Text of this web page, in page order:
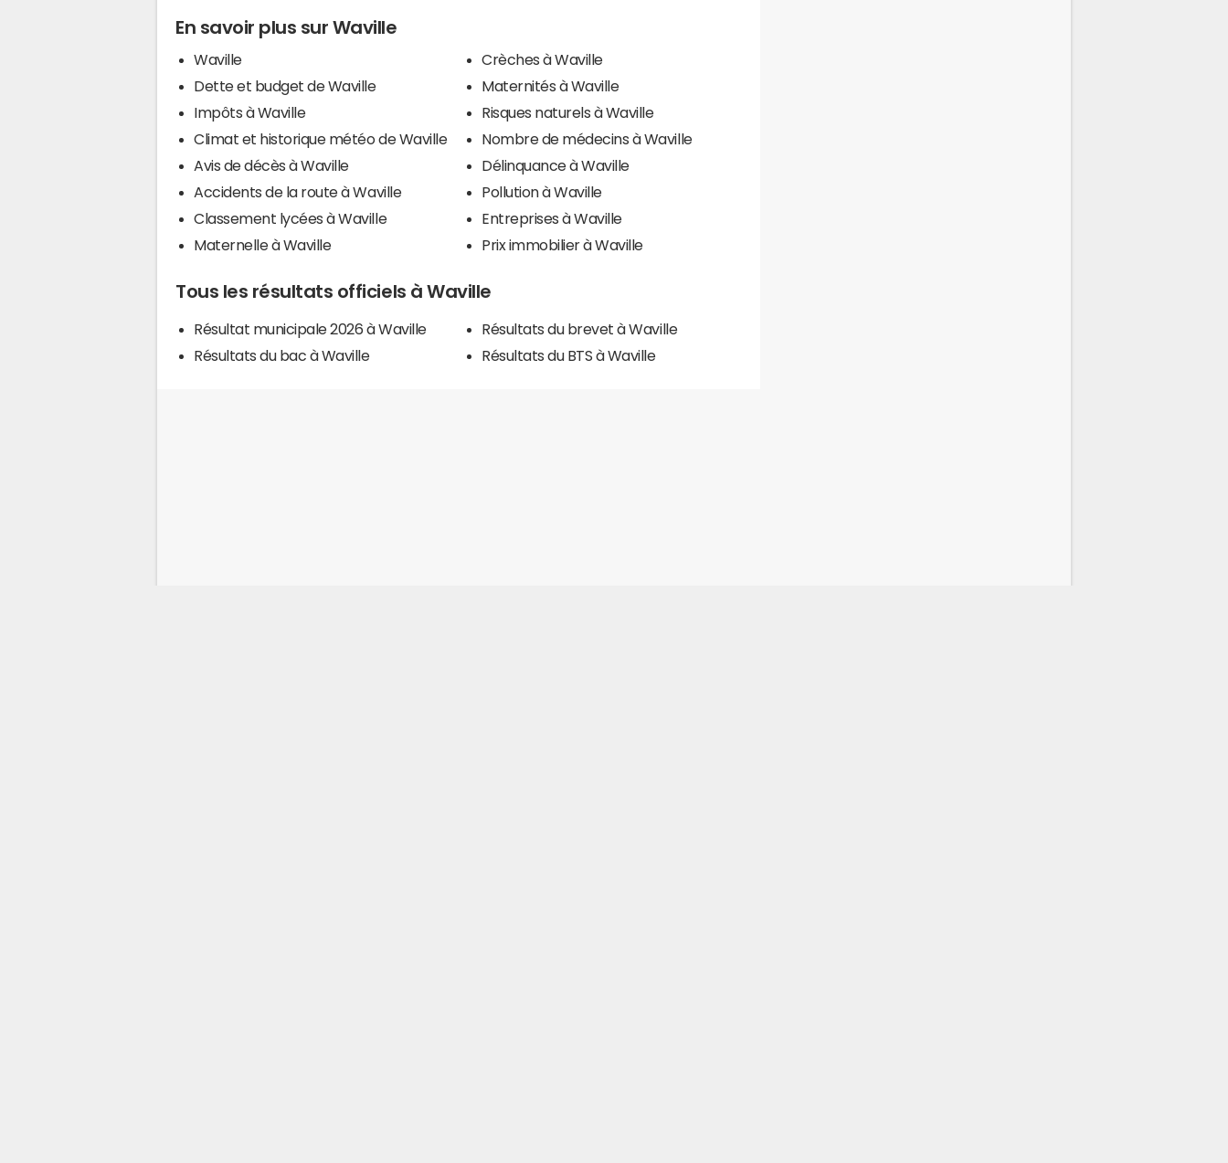
En savoir plus sur Waville
Waville
Dette et budget de Waville
Impôts à Waville
Climat et historique météo de Waville
Avis de décès à Waville
Accidents de la route à Waville
Classement lycées à Waville
Maternelle à Waville
Crèches à Waville
Maternités à Waville
Risques naturels à Waville
Nombre de médecins à Waville
Délinquance à Waville
Pollution à Waville
Entreprises à Waville
Prix immobilier à Waville
Tous les résultats officiels à Waville
Résultat municipale 2026 à Waville
Résultats du bac à Waville
Résultats du brevet à Waville
Résultats du BTS à Waville